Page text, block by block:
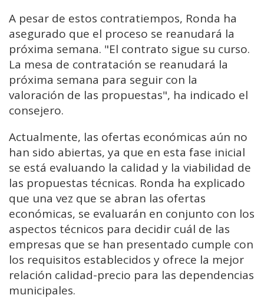
A pesar de estos contratiempos, Ronda ha
asegurado que el proceso se reanudará la
próxima semana. "El contrato sigue su curso.
La mesa de contratación se reanudará la
próxima semana para seguir con la
valoración de las propuestas", ha indicado el
consejero.
Actualmente, las ofertas económicas aún no
han sido abiertas, ya que en esta fase inicial
se está evaluando la calidad y la viabilidad de
las propuestas técnicas. Ronda ha explicado
que una vez que se abran las ofertas
económicas, se evaluarán en conjunto con los
aspectos técnicos para decidir cuál de las
empresas que se han presentado cumple con
los requisitos establecidos y ofrece la mejor
relación calidad-precio para las dependencias
municipales.